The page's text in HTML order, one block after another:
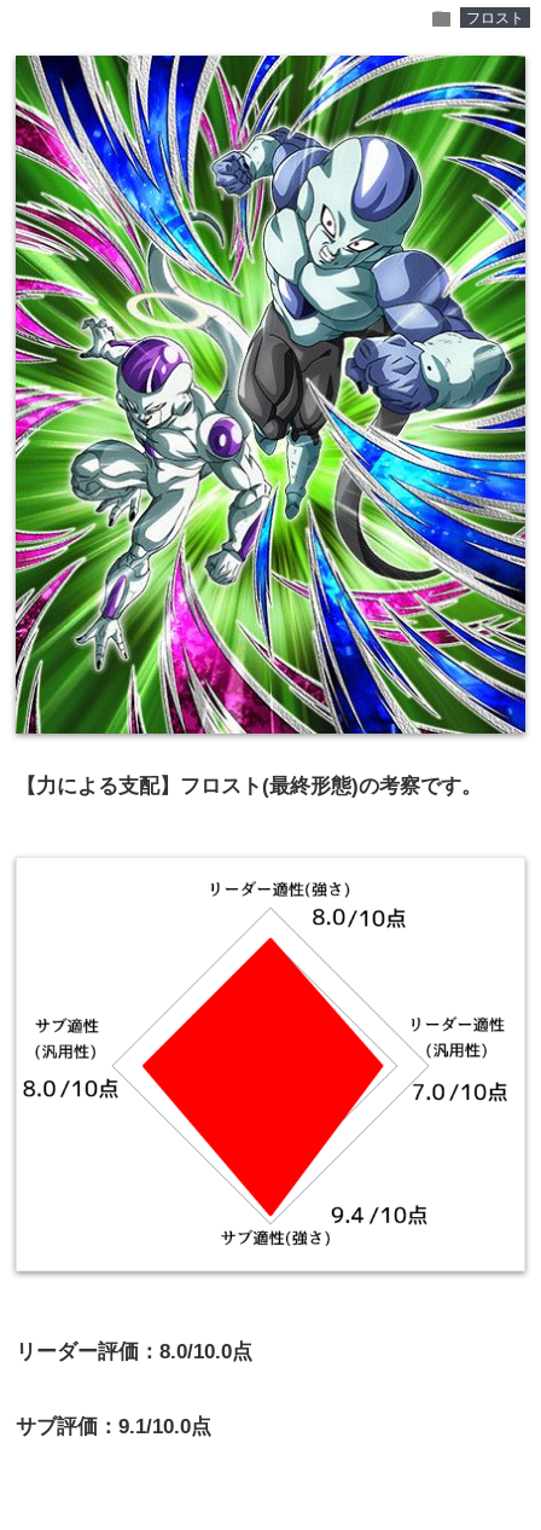
folder フロスト
【力による支配】フロスト(最終形態)の考察です。
リーダー評価：8.0/10.0点
サブ評価：9.1/10.0点